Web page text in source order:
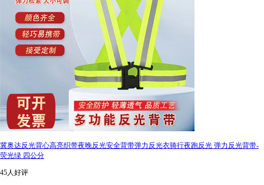
冀奥达反光背心高亮织带夜晚反光安全背带弹力反光衣骑行夜跑反光 弹力反光背带-
荧光绿 四公分
45人好评